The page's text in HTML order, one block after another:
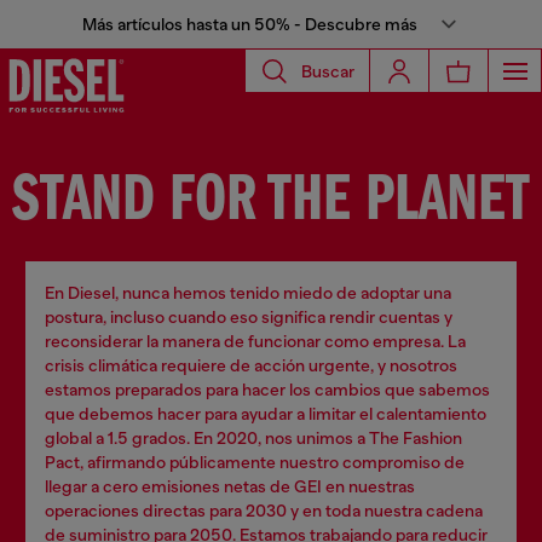
Más artículos hasta un 50% - Descubre más
Buscar
STAND FOR THE PLANET
En Diesel, nunca hemos tenido miedo de adoptar una
postura, incluso cuando eso significa rendir cuentas y
reconsiderar la manera de funcionar como empresa. La
crisis climática requiere de acción urgente, y nosotros
estamos preparados para hacer los cambios que sabemos
que debemos hacer para ayudar a limitar el calentamiento
global a 1.5 grados. En 2020, nos unimos a The Fashion
Pact, afirmando públicamente nuestro compromiso de
llegar a cero emisiones netas de GEI en nuestras
operaciones directas para 2030 y en toda nuestra cadena
de suministro para 2050. Estamos trabajando para reducir